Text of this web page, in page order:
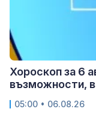
Хороскоп за 6
възможности,
05:00 • 06.08.26